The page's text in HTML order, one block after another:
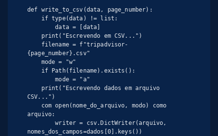
def write_to_csv(data, page_number):
        data = [data]
{page_number}.csv"
        mode = "a"
CSV...")
arquivo:
        writer = csv.DictWriter(arquivo,
nomes_dos_campos=dados[0].keys())